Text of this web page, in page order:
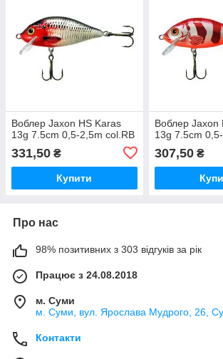
Воблер Jaxon HS Karas
13g 7.5cm 0,5-2,5m col.RB
331,50 ₴
Купити
Воблер Jaxon
13g 7.5cm
307,50₴
Про нас
98% позитивних з 303 відгуків за рік
Працює з 24.08.2018
м. Суми
м. Суми, вул. Ярослава Мудрого, 26,
Контакти